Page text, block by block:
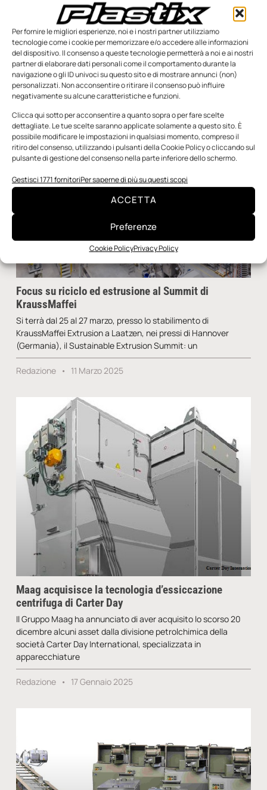
Per fornire le migliori esperienze, noi e i nostri partner utilizziamo
tecnologie come i cookie per memorizzare e/o accedere alle informazioni
del dispositivo. Il consenso a queste tecnologie permetterà a noi e ai nostri
partner di elaborare dati personali come il comportamento durante la
navigazione o gli ID univoci su questo sito e di mostrare annunci (non)
personalizzati. Non acconsentire o ritirare il consenso può influire
negativamente su alcune caratteristiche e funzioni.
Clicca qui sotto per acconsentire a quanto sopra o per fare scelte
dettagliate. Le tue scelte saranno applicate solamente a questo sito. È
possibile modificare le impostazioni in qualsiasi momento, compreso il
ritiro del consenso, utilizzando i pulsanti della Cookie Policy o cliccando sul
pulsante di gestione del consenso nella parte inferiore dello schermo.
Gestisci 1771 fornitoriPer saperne di più su questi scopi
ACCETTA
Preferenze
Cookie PolicyPrivacy Policy
Il Gruppo Maag rafforza la propria presenza in India
Attivo a livello globale e con quartier generale a Oberglatt, in
Svizzera, il Gruppo Maag continuerà a posizionarsi come
solido attore regionale nel subcontinente indiano
Redazione 18 Aprile 2025
Focus su riciclo ed estrusione al Summit di
KraussMaffei
Si terrà dal 25 al 27 marzo, presso lo stabilimento di
KraussMaffei Extrusion a Laatzen, nei pressi di Hannover
(Germania), il Sustainable Extrusion Summit: un
Redazione 11 Marzo 2025
Maag acquisisce la tecnologia d’essiccazione
centrifuga di Carter Day
Il Gruppo Maag ha annunciato di aver acquisito lo scorso 20
dicembre alcuni asset dalla divisione petrolchimica della
società Carter Day International, specializzata in
apparecchiature
Redazione 17 Gennaio 2025